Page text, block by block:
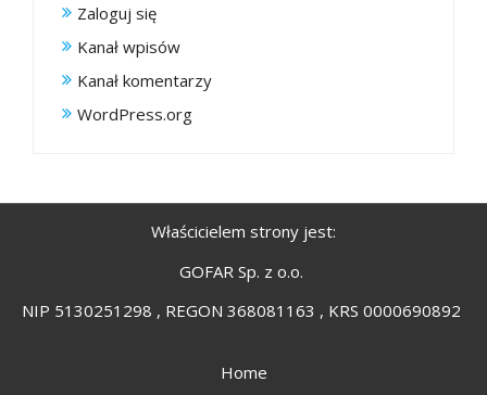
Zaloguj się
Kanał wpisów
Kanał komentarzy
WordPress.org
Właścicielem strony jest:
GOFAR Sp. z o.o.
NIP 5130251298 , REGON 368081163 , KRS 0000690892
Home